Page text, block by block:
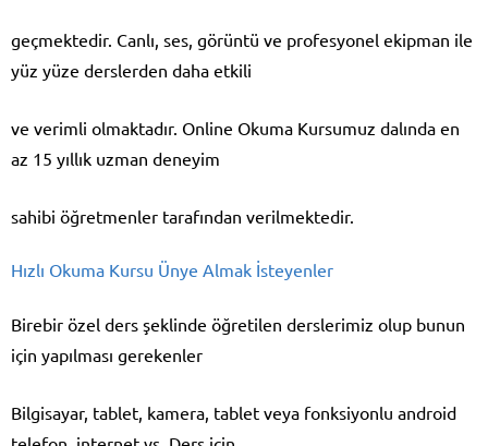
geçmektedir. Canlı, ses, görüntü ve profesyonel ekipman ile
yüz yüze derslerden daha etkili
ve verimli olmaktadır. Online Okuma Kursumuz dalında en
az 15 yıllık uzman deneyim
sahibi öğretmenler tarafından verilmektedir.
Hızlı Okuma Kursu Ünye Almak İsteyenler
Birebir özel ders şeklinde öğretilen derslerimiz olup bunun
için yapılması gerekenler
Bilgisayar, tablet, kamera, tablet veya fonksiyonlu android